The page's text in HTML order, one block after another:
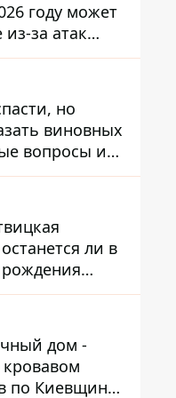
году может
из-за атак
но
виновных
вопросы и
на
ли в
дом -
по Киевщине,